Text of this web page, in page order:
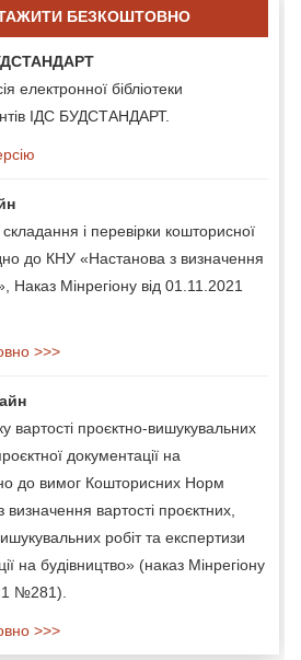
БЕЗКОШТОВНО
електронної бібліотеки
ІДС БУДСТАНДАРТ.
і перевірки кошторисної
до КНУ «Настанова з визначення
Наказ Мінрегіону від 01.11.2021
>>>
вартості проєктно-вишукувальних
документації на
до вимог Кошторисних Норм
вартості проєктних,
робіт та експертизи
на будівництво» (наказ Мінрегіону
№281).
>>>